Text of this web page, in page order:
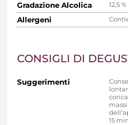
Gradazione Alcolica 12,5
Allergeni
CONSIGLI DI
Suggerimenti
15